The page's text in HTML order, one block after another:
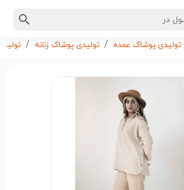
تولیدی پوشاک عمده تولیدی پوشاک زنانه